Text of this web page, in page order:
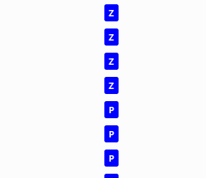
Z
Z
Z
Z
P
P
P